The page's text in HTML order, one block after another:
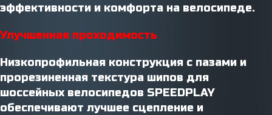
эффективности и комфорта на велосипеде.
Улучшенная проходимость
Низкопрофильная конструкция с пазами и
прорезиненная текстура шипов для
шоссейных велосипедов SPEEDPLAY
обеспечивают лучшее сцепление и